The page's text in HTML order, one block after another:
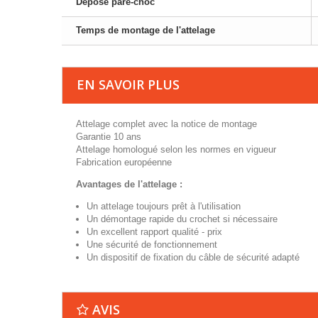
Temps de montage de l'attelage
EN SAVOIR PLUS
Attelage complet avec la notice de montage
Garantie 10 ans
Attelage homologué selon les normes en vigueur
Fabrication européenne
Avantages de l'attelage :
Un attelage toujours prêt à l'utilisation
Un démontage rapide du crochet si nécessaire
Un excellent rapport qualité - prix
Une sécurité de fonctionnement
Un dispositif de fixation du câble de sécurité adapté
AVIS